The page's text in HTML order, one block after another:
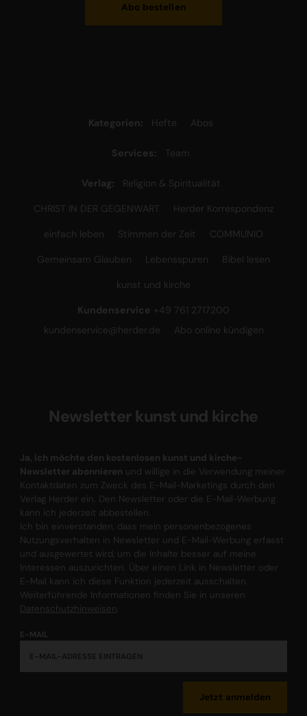
Abo bestellen
Kategorien: Hefte Abos
Services: Team
Verlag: Religion & Spiritualität
CHRIST IN DER GEGENWART Herder Korrespondenz
einfach leben Stimmen der Zeit COMMUNIO
Gemeinsam Glauben Lebensspuren Bibel lesen
kunst und kirche
Kundenservice +49 761 2717200
kundenservice@herder.de
Abo online kündigen
Newsletter kunst und kirche
Ja, ich möchte den kostenlosen kunst und kirche-
Newsletter abonnieren und willige in die Verwendung meiner
Kontaktdaten zum Zweck des E-Mail-Marketings durch den
Verlag Herder ein. Den Newsletter oder die E-Mail-Werbung
kann ich jederzeit abbestellen.
Ich bin einverstanden, dass mein personenbezogenes
Nutzungsverhalten in Newsletter und E-Mail-Werbung erfasst
und ausgewertet wird, um die Inhalte besser auf meine
Interessen auszurichten. Über einen Link in Newsletter oder
E-Mail kann ich diese Funktion jederzeit ausschalten.
Weiterführende Informationen finden Sie in unseren
Datenschutzhinweisen.
E-MAIL
Jetzt anmelden